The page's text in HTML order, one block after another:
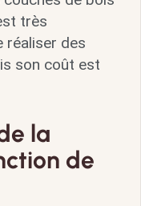
très
réaliser des
son coût est
la
de